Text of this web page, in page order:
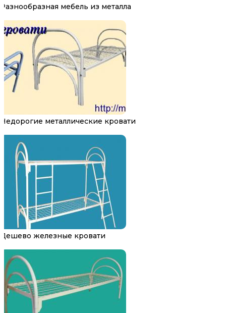
Разнообразная мебель из металла
Недорогие металлические кровати
Дешево железные кровати